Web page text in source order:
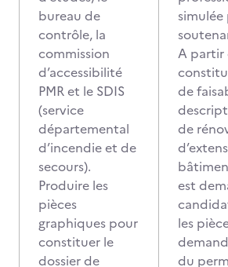
bureau de
contrôle, la
commission
d’accessibilité
PMR et le SDIS
(service
départemental
d’incendie et de
secours).
Produire les
pièces
graphiques pour
constituer le
dossier de
simulée
A partir
de
de
est
les
du